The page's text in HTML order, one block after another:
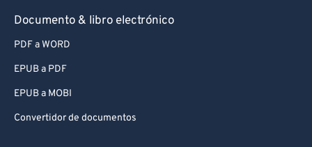
Documento & libro electrónico
PDF a WORD
EPUB a PDF
EPUB a MOBI
Convertidor de documentos